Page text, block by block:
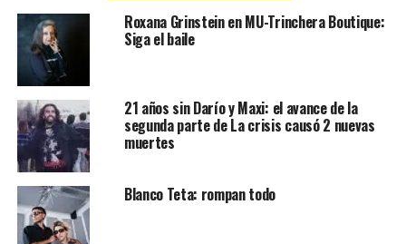
Roxana Grinstein en MU-Trinchera Boutique:
Siga el baile
21 años sin Darío y Maxi: el avance de la
segunda parte de La crisis causó 2 nuevas
muertes
Blanco Teta: rompan todo